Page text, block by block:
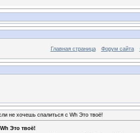
Главная страница Форум сайта
не хочешь спалиться с Wh Это твоё!
Это твоё!